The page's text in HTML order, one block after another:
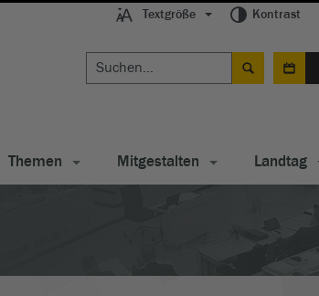
Textgröße Kontrast
Themen Mitgestalten Landtag